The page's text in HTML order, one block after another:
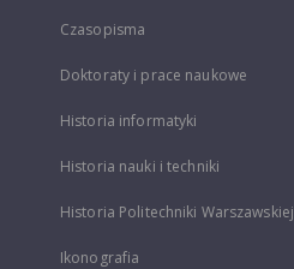
Czasopisma
Doktoraty i prace naukowe
Historia informatyki
Historia nauki i techniki
Historia Politechniki Warszawskiej
Ikonografia